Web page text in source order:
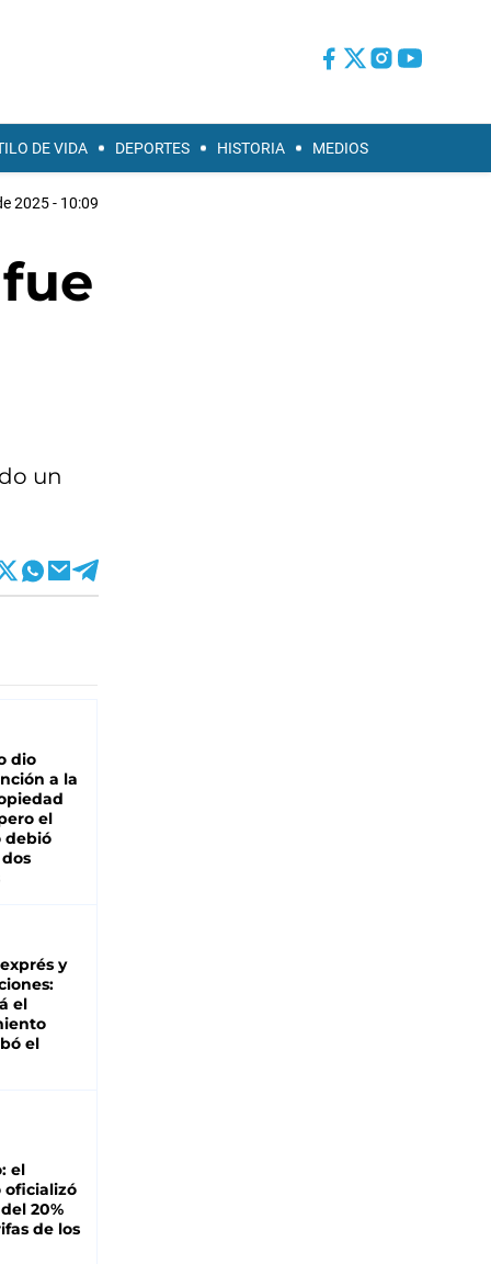
DE VIDA DEPORTES HISTORIA MEDIOS
2025 - 10:09
un
dio
a la
el
debió
y
el
el
el
oficializó
20%
de los